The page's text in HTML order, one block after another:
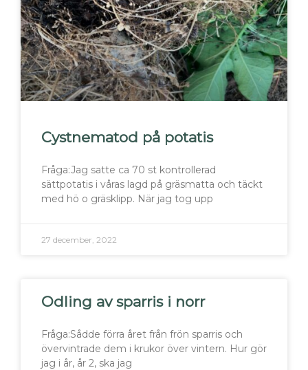
Cystnematod på potatis
Fråga:Jag satte ca 70 st kontrollerad
sättpotatis i våras lagd på gräsmatta och täckt
med hö o gräsklipp. När jag tog upp
27 december, 2022
Odling av sparris i norr
Fråga:Sådde förra året från frön sparris och
övervintrade dem i krukor över vintern. Hur gör
jag i år, år 2, ska jag